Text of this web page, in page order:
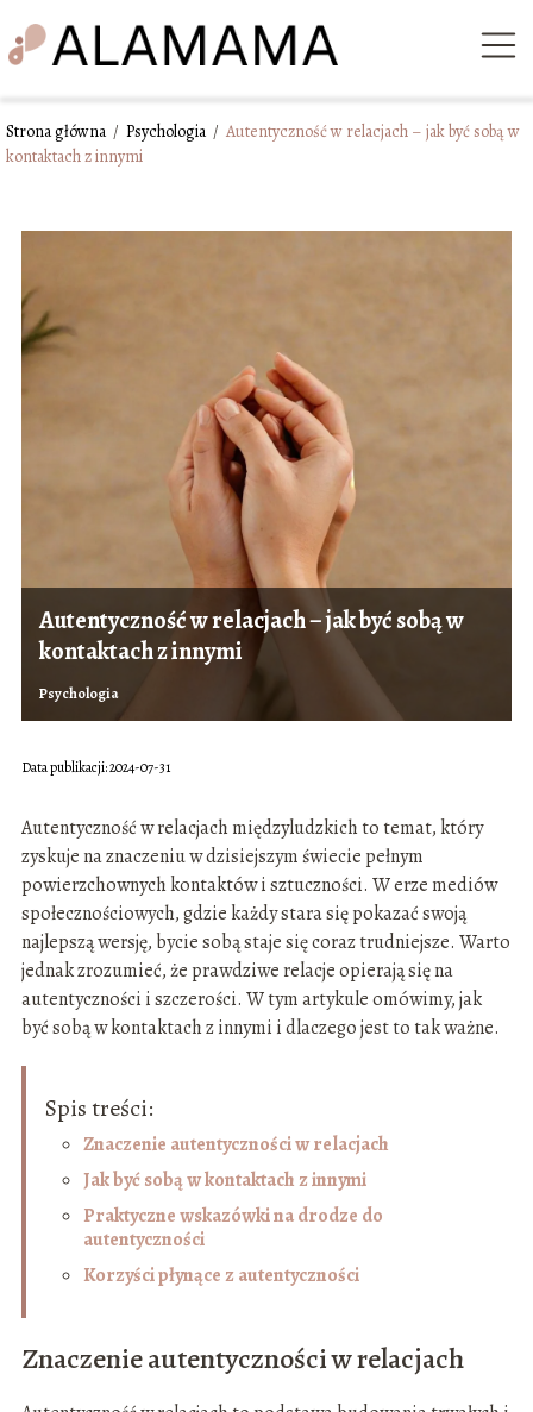
Strona główna / Psychologia / Autentyczność w relacjach – jak być sobą w
kontaktach z innymi
Autentyczność w relacjach – jak być sobą w
kontaktach z innymi
Psychologia
Data publikacji: 2024-07-31
Autentyczność w relacjach międzyludzkich to temat, który
zyskuje na znaczeniu w dzisiejszym świecie pełnym
powierzchownych kontaktów i sztuczności. W erze mediów
społecznościowych, gdzie każdy stara się pokazać swoją
najlepszą wersję, bycie sobą staje się coraz trudniejsze. Warto
jednak zrozumieć, że prawdziwe relacje opierają się na
autentyczności i szczerości. W tym artykule omówimy, jak
być sobą w kontaktach z innymi i dlaczego jest to tak ważne.
Spis treści:
Znaczenie autentyczności w relacjach
Jak być sobą w kontaktach z innymi
Praktyczne wskazówki na drodze do
autentyczności
Korzyści płynące z autentyczności
Znaczenie autentyczności w relacjach